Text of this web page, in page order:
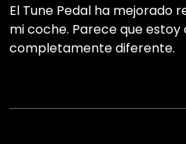
El Tune Pedal ha mejorado
mi coche. Parece que
completamente diferente.